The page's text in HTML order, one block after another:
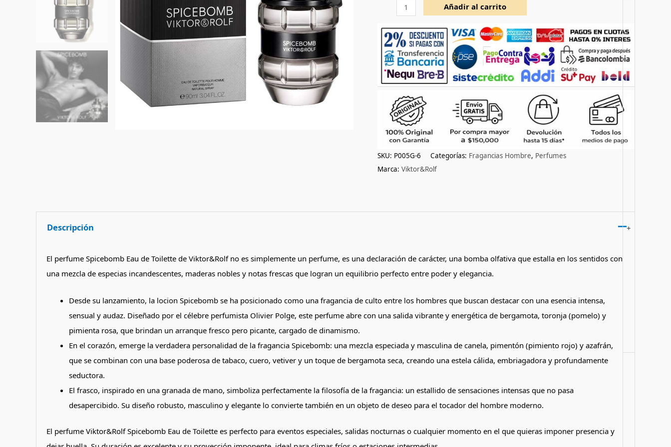
+
Añadir al carrito
SKU: P005G-6 Categorías: Fragancias Hombre, Perfumes
Marca: Viktor&Rolf
Descripción
El perfume Spicebomb Eau de Toilette de Viktor&Rolf no es simplemente un perfume, es una declaración de carácter, una bomba olfativa que estalla en los sentidos con
una mezcla de especias incandescentes, maderas nobles y notas frescas que logran un equilibrio perfecto entre poder y elegancia.
Desde su lanzamiento, la locion Spicebomb se ha posicionado como una fragancia de culto entre los hombres que buscan destacar con una esencia intensa,
sensual y audaz. Diseñado por el célebre perfumista Olivier Polge, este perfume abre con una salida vibrante y energética de bergamota, toronja (pomelo) y
pimienta rosa, que brindan un arranque fresco pero picante, cargado de dinamismo.
En el corazón, emerge la verdadera personalidad de la fragancia Spicebomb: una mezcla especiada y masculina de canela, pimentón (pimiento rojo) y azafrán,
que se combinan con una base poderosa de tabaco, cuero, vetiver y un toque de bergamota seca, creando una estela cálida, embriagadora y profundamente
seductora.
El frasco, inspirado en una granada de mano, simboliza perfectamente la filosofía de la fragancia: un estallido de sensaciones intensas que no pasa
desapercibido. Su diseño robusto, masculino y elegante lo convierte también en un objeto de deseo para el tocador del hombre moderno.
El perfume Viktor&Rolf Spicebomb Eau de Toilette es perfecto para eventos especiales, salidas nocturnas o cualquier momento en el que quieras imponer presencia y